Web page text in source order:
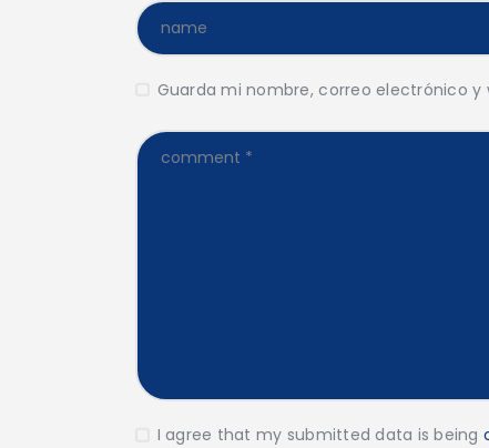
Guarda mi nombre, correo electrónico
I agree that my submitted data is being